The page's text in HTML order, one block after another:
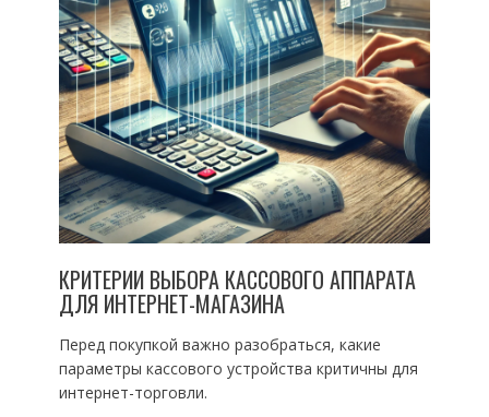
КРИТЕРИИ ВЫБОРА КАССОВОГО АППАРАТА
ДЛЯ ИНТЕРНЕТ-МАГАЗИНА
Перед покупкой важно разобраться, какие
параметры кассового устройства критичны для
интернет-торговли.